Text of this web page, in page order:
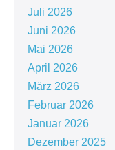
Juli 2026
Juni 2026
Mai 2026
April 2026
März 2026
Februar 2026
Januar 2026
Dezember 2025